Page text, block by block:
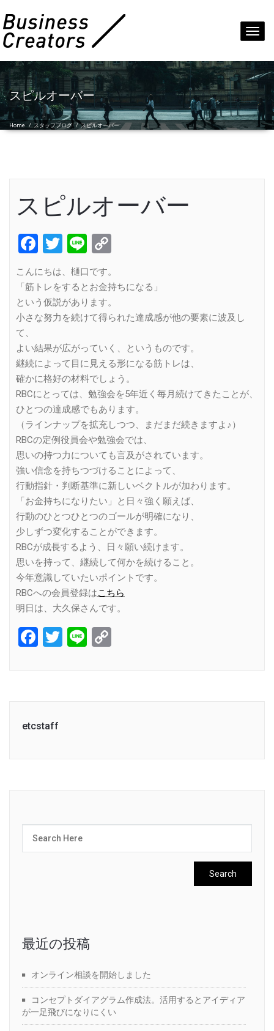
スピルオーバー
Home / スタッフブログ /スピルオーバー
スピルオーバー
Facebook
Twitter
Line
こんにちは、樋口です。
「筋トレをするとお金持ちになる」
という仮説があります。
小さな努力を続けて得られた達成感が他の要素に波及し
て、
よい結果が広がっていく、というものです。
継続によって目に見える形になる筋トレは、
確かに格好の材料でしょう。
RBCにとっては、勉強会を5年近く毎月続けてきたことが、
ひとつの達成感でもあります。
（ラインナップを拡充しつつ、まだまだ続きますよ♪）
RBCの定例役員会や勉強会では、
思いの持つ力についても言及がされています。
強い信念を持ちつづけることによって、
行動指針・判断基準に新しいベクトルが加わります。
「お金持ちになりたい」と日々強く願えば、
行動のひとつひとつのゴールが明確になり、
少しずつ変化することができます。
RBCが成長するよう、日々願い続けます。
思いを持って、継続して何かを続けること。
今年意識していたいポイントです。
RBCへの会員登録はこちら
明日は、大久保さんです。
Facebook
Twitter
Line
etcstaff
最近の投稿
オンライン相談を開始しました
コンセプトダイアグラム作成法。活用するとアイディア
が一足飛びになりにくい